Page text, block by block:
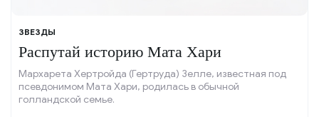
ЗВЕЗДЫ
Распутай историю Мата Хари
Мархарета Хертройда (Гертруда) Зелле, известная под
псевдонимом Мата Хари, родилась в обычной
голландской семье.